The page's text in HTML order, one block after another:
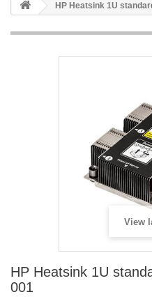
HP Heatsink 1U
View
HP Heatsink 1U
001